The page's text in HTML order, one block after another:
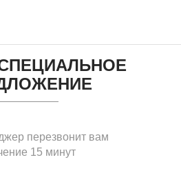
перезвонит вам
15 минут